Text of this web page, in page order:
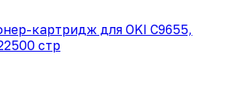
картридж для OKI C9655,
стр